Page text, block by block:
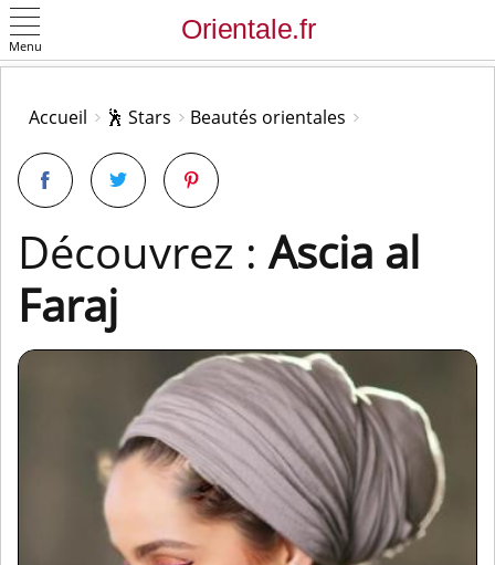
Menu
Accueil 🕺 Stars Beautés orientales
Découvrez :Ascia al
Faraj